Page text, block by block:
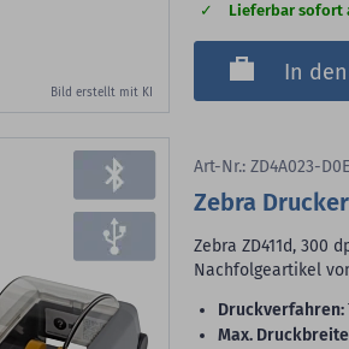
Bild erstellt mit KI
Lieferbar sofort
In
Art-Nr.: ZD4A023-
Zebra
Zebra ZD411d, 300
Nachfolgeartikel
Druckverfahren:
max.